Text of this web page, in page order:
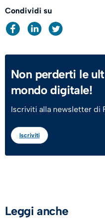
Condividi su
Non perderti le
mondo digitale!
Iscriviti alla newsletter di
Iscriviti
Leggi anche